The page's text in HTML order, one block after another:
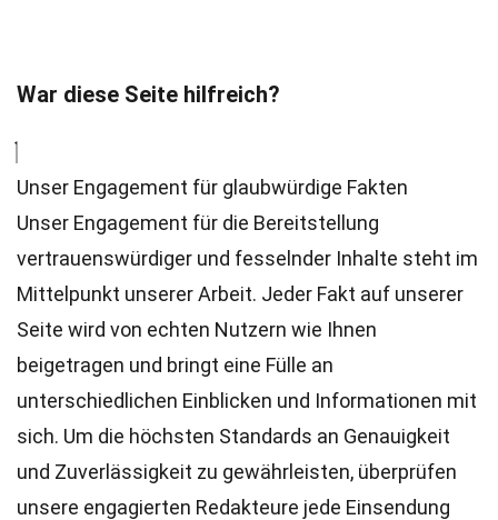
War diese Seite hilfreich?
Unser Engagement für glaubwürdige Fakten
Unser Engagement für die Bereitstellung
vertrauenswürdiger und fesselnder Inhalte steht im
Mittelpunkt unserer Arbeit. Jeder Fakt auf unserer
Seite wird von echten Nutzern wie Ihnen
beigetragen und bringt eine Fülle an
unterschiedlichen Einblicken und Informationen mit
sich. Um die höchsten Standards an Genauigkeit
und Zuverlässigkeit zu gewährleisten, überprüfen
unsere engagierten Redakteure jede Einsendung